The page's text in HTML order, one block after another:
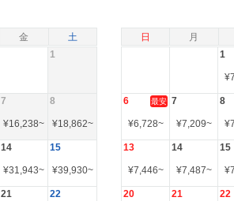
金 土 日 月
1
7
¥16,238~
8
¥18,862~
14
¥31,943~
15
¥39,930~
21 22
1
¥
6 最安
¥6,728~
7
¥7,209~
8
¥
13
¥7,446~
14
¥7,487~
15
¥
20 21 22